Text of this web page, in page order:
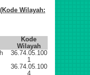
Wilayah:
Kode
Wilayah
36.74.05.100
1
36.74.05.100
4